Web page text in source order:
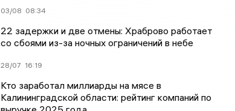
03/08 08:34
22 задержки и две отмены: Храброво работает
со сбоями из-за ночных ограничений в небе
28/07 16:19
Кто заработал миллиарды на мясе в
Калининградской области: рейтинг компаний по